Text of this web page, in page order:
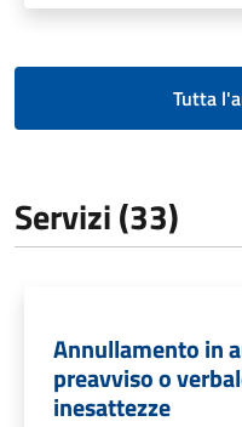
Tutta
Servizi (33)
Annullamento in
preavviso o
inesattezze